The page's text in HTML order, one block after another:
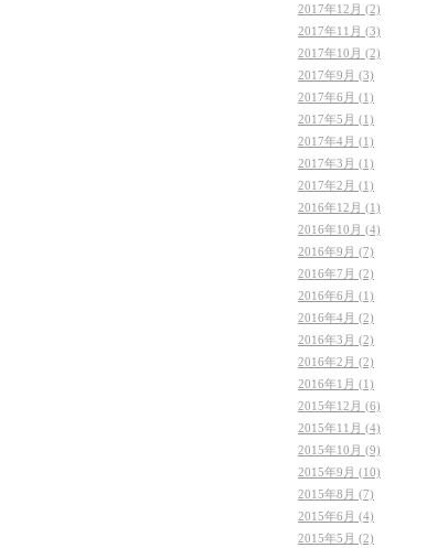
2017年12月 (2)
2017年11月 (3)
2017年10月 (2)
2017年9月 (3)
2017年6月 (1)
2017年5月 (1)
2017年4月 (1)
2017年3月 (1)
2017年2月 (1)
2016年12月 (1)
2016年10月 (4)
2016年9月 (7)
2016年7月 (2)
2016年6月 (1)
2016年4月 (2)
2016年3月 (2)
2016年2月 (2)
2016年1月 (1)
2015年12月 (6)
2015年11月 (4)
2015年10月 (9)
2015年9月 (10)
2015年8月 (7)
2015年6月 (4)
2015年5月 (2)